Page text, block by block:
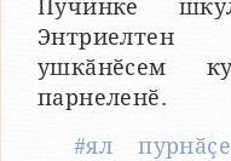
Пучинке
Энтриелтен
ушкӑнӗсем
парнеленӗ.
#ял пурнӑҫе